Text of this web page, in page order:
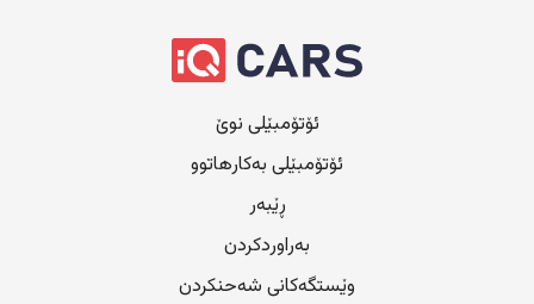
ئۆتۆمبێلی نوێ
ئۆتۆمبێلی بەکارهاتوو
ڕێبەر
بەراوردکردن
وێستگەکانی شەحنکردن